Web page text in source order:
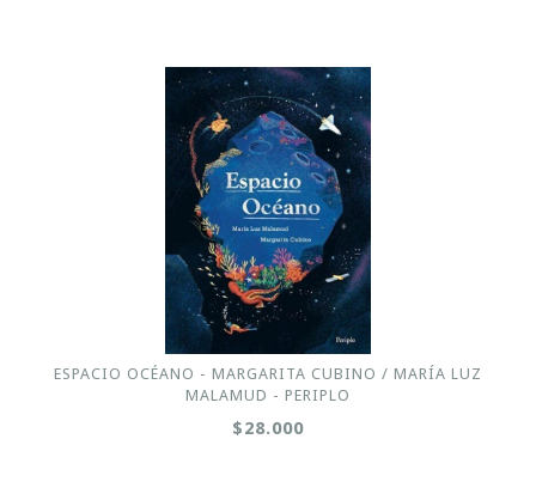
ESPACIO OCÉANO - MARGARITA CUBINO / MARÍA LUZ
MALAMUD - PERIPLO
$28.000